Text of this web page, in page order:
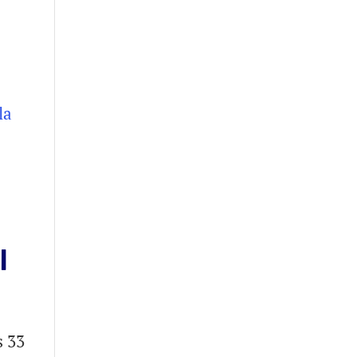
33